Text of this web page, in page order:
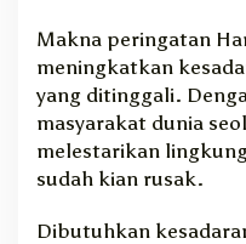
a
d
a
2
Makna peringatan
meningkatkan
yang ditinggali.
masyarakat dunia
melestarikan
sudah kian rusak.
Dibutuhkan